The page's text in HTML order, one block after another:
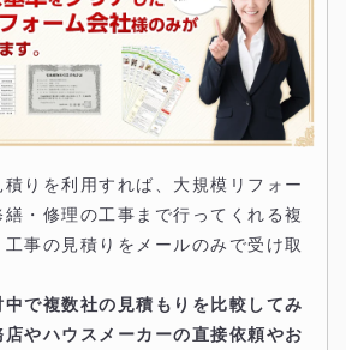
りを利用すれば、大規模リフォー
・修理の工事まで行ってくれる複
事の見積りをメールのみで受け取
中で複数社の見積もりを比較してみ
店やハウスメーカーの直接依頼やお